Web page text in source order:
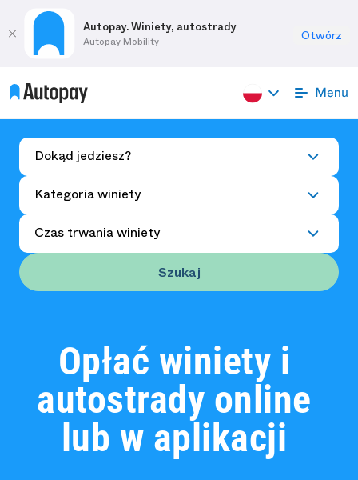
Autopay. Winiety, autostrady
Autopay Mobility Otwórz
Dokąd jedziesz?
Kategoria winiety
Czas trwania winiety
Szukaj
Opłać winiety i
autostrady online
lub w aplikacji